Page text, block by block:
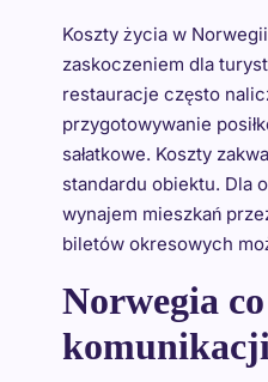
Koszty życia w
zaskoczeniem dla
restauracje często
przygotowywanie
sałatkowe. Koszty
standardu obiektu. Dla
wynajem mieszkań
biletów okresowych
Norwegia
komunikacji